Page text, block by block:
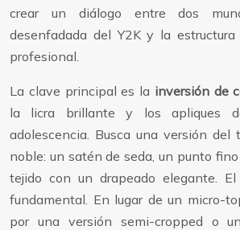
crear un diálogo entre dos
desenfadada del Y2K y la
profesional.
La clave principal es la inversión de
la licra brillante y los apliques
adolescencia. Busca una versión
noble: un satén de seda, un punto
tejido con un drapeado elegante.
fundamental. En lugar de un micro-
por una versión semi-cropped o